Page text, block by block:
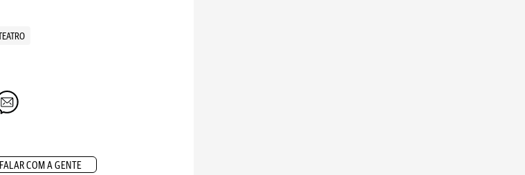
TEATRO
FALAR COM A GENTE